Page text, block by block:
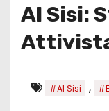
Al Sisi:
#Al Sisi ,